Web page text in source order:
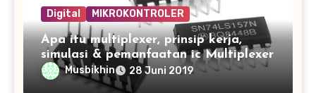
Digital MIKROKONTROLER
Apa itu multiplexer, prinsip kerja,
simulasi & pemanfaatan ic Multiplexer
Musbikhin 28 Juni 2019